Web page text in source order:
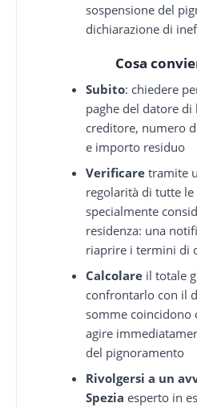
sospensione del
dichiarazione di
Cosa
Subito: chiedere
paghe del datore
creditore, numero
e importo residuo
Verificare tramite
regolarità di tutte
specialmente
residenza: una
riaprire i termini di
Calcolare il totale
confrontarlo con il
somme coincidono
agire
del pignoramento
Rivolgersi a un
Spezia esperto in